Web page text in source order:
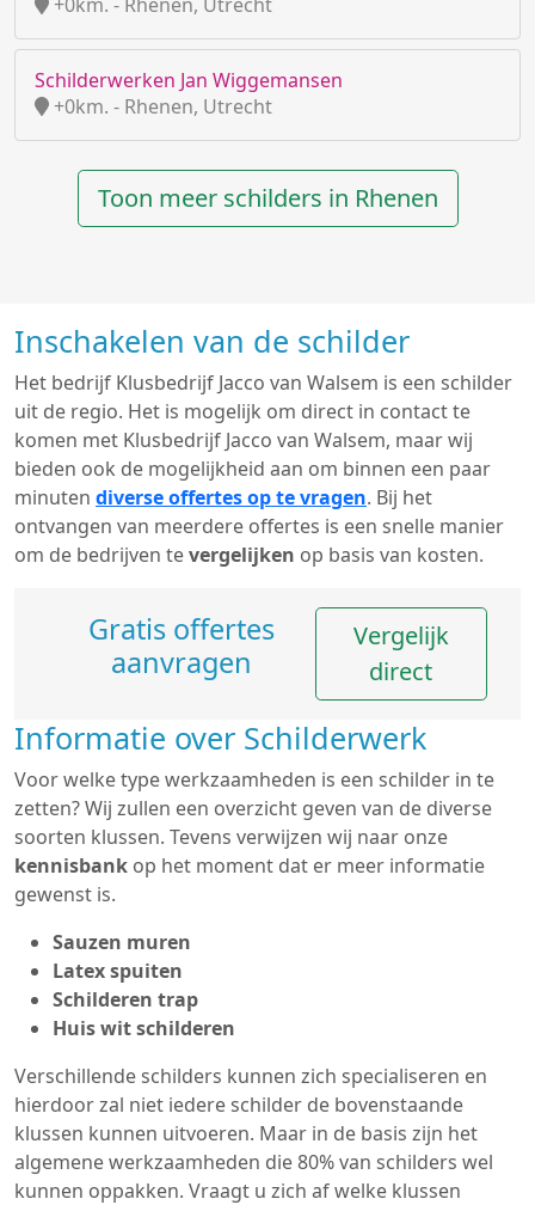
Schilderwerken Jan Wiggemansen
+0km. - Rhenen, Utrecht
Toon meer schilders in Rhenen
Inschakelen van de schilder
Het bedrijf Klusbedrijf Jacco van Walsem is een schilder
uit de regio. Het is mogelijk om direct in contact te
komen met Klusbedrijf Jacco van Walsem, maar wij
bieden ook de mogelijkheid aan om binnen een paar
minuten diverse offertes op te vragen. Bij het
ontvangen van meerdere offertes is een snelle manier
om de bedrijven tevergelijken op basis van kosten.
Gratis offertes
aanvragen
Vergelijk
direct
Informatie over Schilderwerk
Voor welke type werkzaamheden is een schilder in te
zetten? Wij zullen een overzicht geven van de diverse
soorten klussen. Tevens verwijzen wij naar onze
kennisbank op het moment dat er meer informatie
gewenst is.
Sauzen muren
Latex spuiten
Schilderen trap
Huis wit schilderen
Verschillende schilders kunnen zich specialiseren en
hierdoor zal niet iedere schilder de bovenstaande
klussen kunnen uitvoeren. Maar in de basis zijn het
algemene werkzaamheden die 80% van schilders wel
kunnen oppakken. Vraagt u zich af welke klussen